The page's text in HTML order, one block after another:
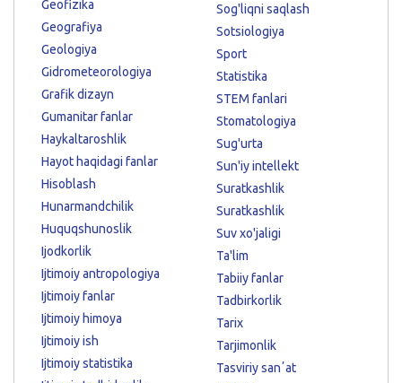
Geofizika
Geografiya
Geologiya
Gidrometeorologiya
Grafik dizayn
Gumanitar fanlar
Haykaltaroshlik
Hayot haqidagi fanlar
Hisoblash
Hunarmandchilik
Huquqshunoslik
Ijodkorlik
Ijtimoiy antropologiya
Ijtimoiy fanlar
Ijtimoiy himoya
Ijtimoiy ish
Ijtimoiy statistika
Sog'liqni saqlash
Sotsiologiya
Sport
Statistika
STEM fanlari
Stomatologiya
Sug'urta
Sun'iy intellekt
Suratkashlik
Suratkashlik
Suv xo'jaligi
Ta'lim
Tabiiy fanlar
Tadbirkorlik
Tarix
Tarjimonlik
Tasviriy sanʼat